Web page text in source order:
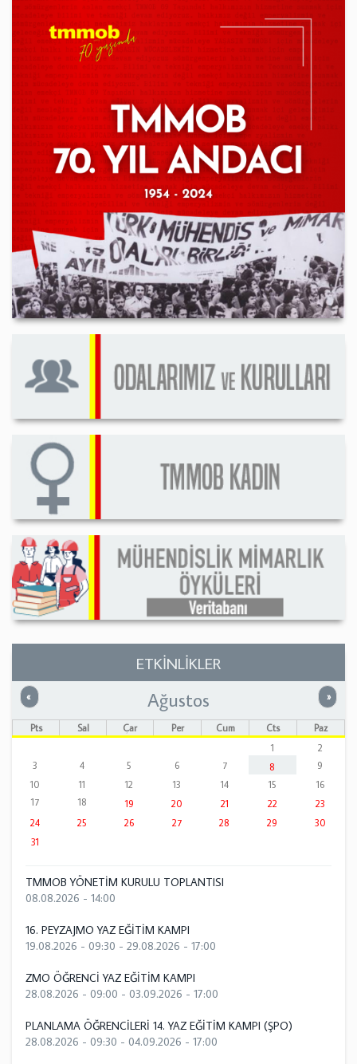
ETKİNLİKLER
« Önceki »
Ağustos
Pts Sal Çar Per Cum Cts
Paz
1
2
3
4 5 6 7 8
9
10
11 12 13 14 15
16
17
18 19 20 21 22
23
24
25 26 27 28 29
30
31
TMMOB YÖNETİM KURULU TOPLANTISI
08.08.2026 - 14:00
16. PEYZAJMO YAZ EĞİTİM KAMPI
19.08.2026 - 09:30 - 29.08.2026 - 17:00
ZMO ÖĞRENCİ YAZ EĞİTİM KAMPI
28.08.2026 - 09:00 - 03.09.2026 - 17:00
PLANLAMA ÖĞRENCİLERİ 14. YAZ EĞİTİM KAMPI (ŞPO)
28.08.2026 - 09:30 - 04.09.2026 - 17:00